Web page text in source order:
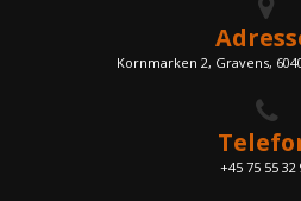
Kornmarken 2, Gravens,
+45 75 55 32